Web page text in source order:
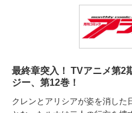
最終章突入！ TVアニメ第2
ジー、第12巻！
クレンとアリシアが姿を消し